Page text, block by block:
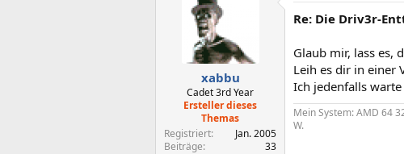
xabbu
Cadet 3rd Year
Ersteller dieses
Themas
Registriert
Jan. 2005
Beiträge
33
Re: Die Driv3r-
Glaub mir, lass es,
Leih es dir in einer
Ich jedenfalls
Mein System: AMD 64
W.